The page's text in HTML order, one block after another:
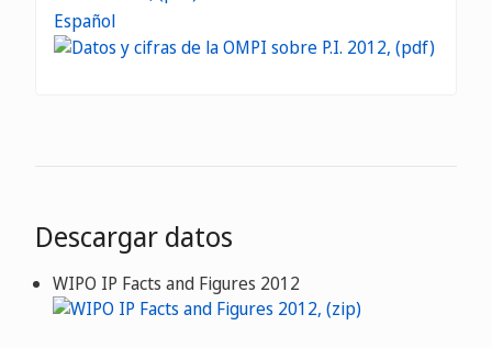
Español
Descargar datos
WIPO IP Facts and Figures 2012